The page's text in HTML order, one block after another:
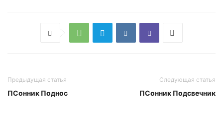
Предыдущая статья
ПСонник Поднос
Следующая статья
ПСонник Подсвечник